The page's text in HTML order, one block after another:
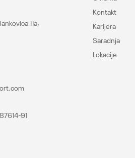
11a,
91
Kontakt
Karijera
Saradnja
Lokacije